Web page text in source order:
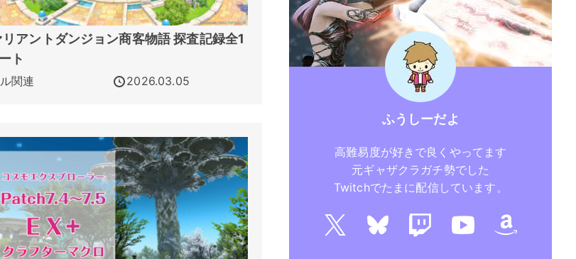
リアントダンジョン商客物語 探査記録全1
ト
関連 2026.03.05
ふうしーだよ
高難易度が好きで良くやってます
元ギャザクラガチ勢でした
Twitchでたまに配信しています。